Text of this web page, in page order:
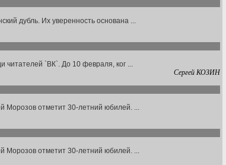
дубль. Их уверенность основана ...
читателей `ВК`. До 10 февраля, ког ...
Сергей КОЗИН
Морозов отметит 30-летний юбилей. ...
Морозов отметит 30-летний юбилей. ...